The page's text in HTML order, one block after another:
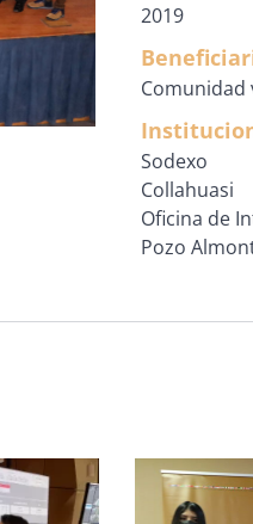
2019
Comunidad
Sodexo
Collahuasi
Oficina de
Pozo